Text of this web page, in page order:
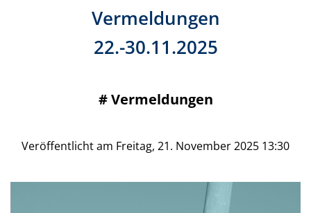
Vermeldungen
22.-30.11.2025
#Vermeldungen
Veröffentlicht am Freitag, 21. November 2025 13:30